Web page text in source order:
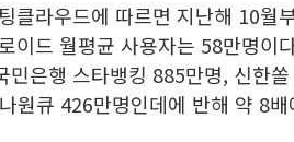
클라우드에 따르면 지난해 10월
이드 월평균 사용자는 58만명이
민은행 스타뱅킹 885만명, 신한
원큐 426만명인데에 반해 약 8